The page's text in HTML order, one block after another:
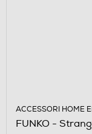
ACCESSORI HOME
FUNKO -